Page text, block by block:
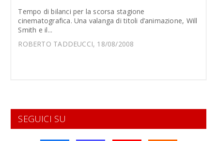
Tempo di bilanci per la scorsa stagione
cinematografica. Una valanga di titoli d’animazione, Will
Smith e il...
ROBERTO TADDEUCCI, 18/08/2008
SEGUICI SU